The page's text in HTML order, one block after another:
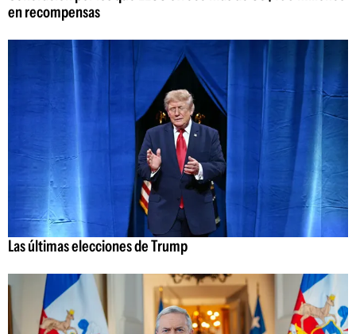
en recompensas
Las últimas elecciones de Trump